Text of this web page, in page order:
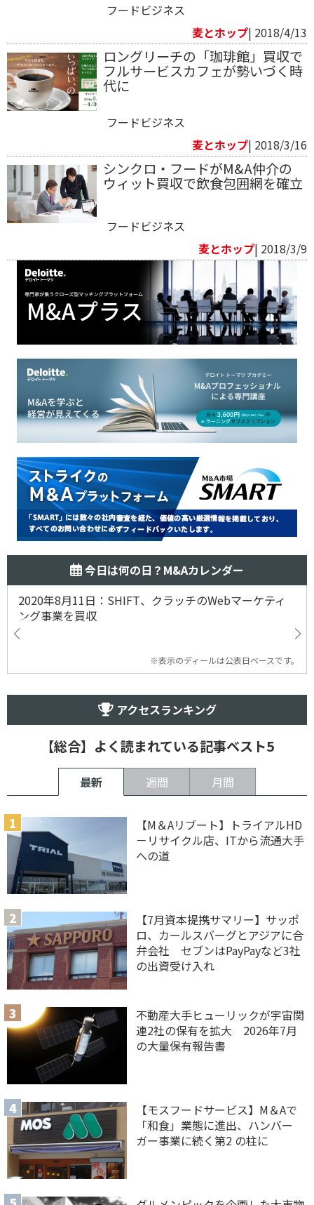
フードビジネス
麦とホップ| 2018/4/13
ロングリーチの「珈琲館」買収で
フルサービスカフェが勢いづく時
代に
フードビジネス
麦とホップ| 2018/3/16
シンクロ・フードがM&A仲介の
ウィット買収で飲食包囲網を確立
フードビジネス
麦とホップ| 2018/3/9
今日は何の日？M&Aカレンダー
2020年8月11日：SHIFT、クラッチのWebマーケティ
ング事業を買収
※表示のディールは公表日ベースです。
アクセスランキング
【総合】よく読まれている記事ベスト5
最新 週間 月間
【M＆Aリブート】トライアルHD
－リサイクル店、ITから流通大手
への道
【7月資本提携サマリー】サッポ
ロ、カールスバーグとアジアに合
弁会社 セブンはPayPayなど3社
の出資受け入れ
不動産大手ヒューリックが宇宙関
連2社の保有を拡大 2026年7月
の大量保有報告書
【モスフードサービス】M＆Aで
「和食」業態に進出、ハンバー
ガー事業に続く第2 の柱に